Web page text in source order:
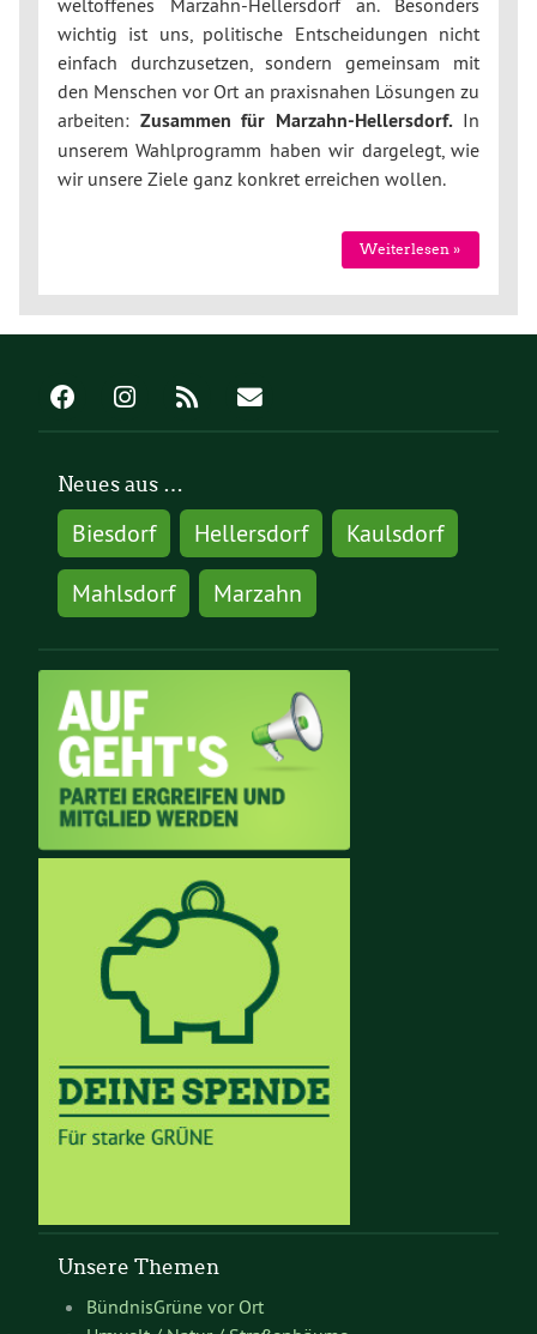
weltoffenes Marzahn-Hellersdorf an. Besonders
wichtig ist uns, politische Entscheidungen nicht
einfach durchzusetzen, sondern gemeinsam mit
den Menschen vor Ort an praxisnahen Lösungen zu
arbeiten: Zusammen für Marzahn-Hellersdorf.In
unserem Wahlprogramm haben wir dargelegt, wie
wir unsere Ziele ganz konkret erreichen wollen.
Weiterlesen »
Neues aus …
Biesdorf Hellersdorf
Kaulsdorf
Mahlsdorf
Marzahn
Unsere Themen
BündnisGrüne vor Ort